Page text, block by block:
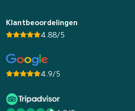
Klantbeoordelingen
4.88/5
4.9/5